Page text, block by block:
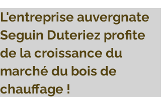
L'entreprise auvergnate
Seguin Duteriez profite
de la croissance du
marché du bois de
chauffage !